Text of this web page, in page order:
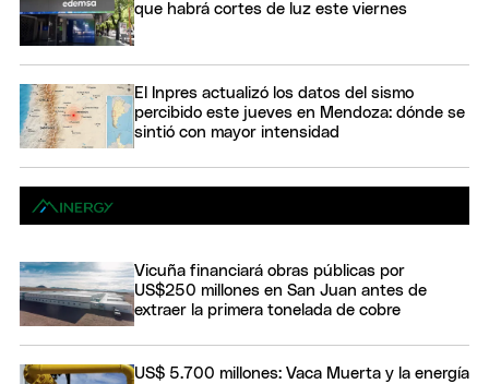
que habrá cortes de luz este viernes
El Inpres actualizó los datos del sismo
percibido este jueves en Mendoza: dónde se
sintió con mayor intensidad
Vicuña financiará obras públicas por
US$250 millones en San Juan antes de
extraer la primera tonelada de cobre
US$ 5.700 millones: Vaca Muerta y la energía